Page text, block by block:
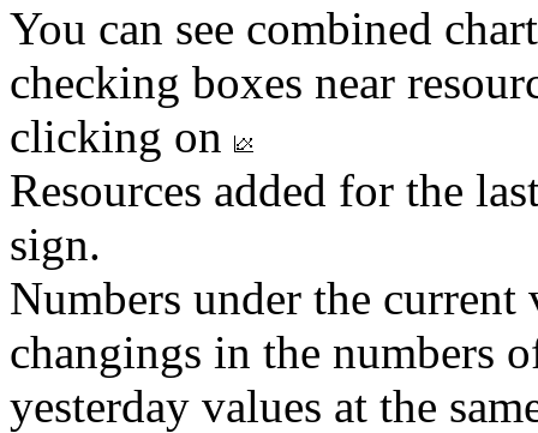
You can see combined
checking boxes near
clicking on
Resources added for the
sign.
Numbers under the
changings in the numbers
yesterday values at the